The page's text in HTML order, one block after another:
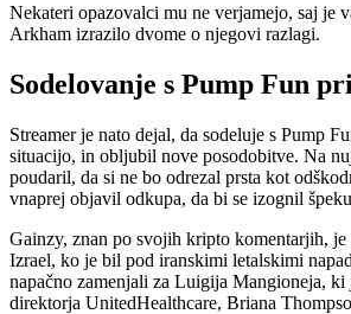
Nekateri opazovalci mu ne verjamejo, saj je
Arkham izrazilo dvome o njegovi razlagi.
Sodelovanje s Pump Fun
Streamer je nato dejal, da sodeluje s Pump
situacijo, in obljubil nove posodobitve. Na
poudaril, da si ne bo odrezal prsta kot
vnaprej objavil odkupa, da bi se izognil
Gainzy, znan po svojih kripto komentarjih, je
Izrael, ko je bil pod iranskimi letalskimi
napačno zamenjali za Luigija Mangioneja, ki
direktorja UnitedHealthcare, Briana